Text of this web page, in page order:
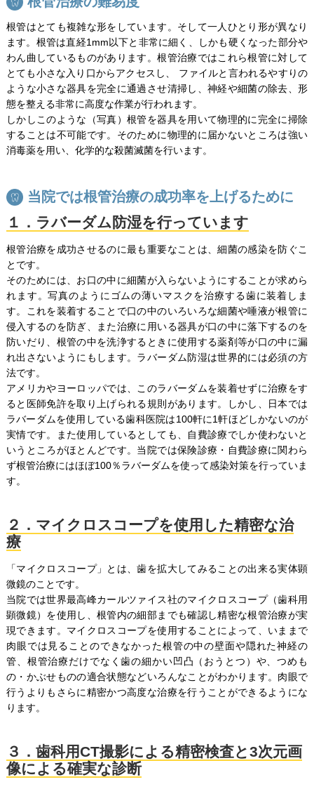
根管はとても複雑な形をしています。そして一人ひとり形が異なり
ます。根管は直経1mm以下と非常に細く、しかも硬くなった部分や
わん曲しているものがあります。根管治療ではこれら根管に対して
とても小さな入り口からアクセスし、 ファイルと言われるやすりの
ような小さな器具を完全に通過させ清掃し、神経や細菌の除去、形
態を整える非常に高度な作業が行われます。
しかしこのような（写真）根管を器具を用いて物理的に完全に掃除
することは不可能です。そのために物理的に届かないところは強い
消毒薬を用い、化学的な殺菌滅菌を行います。
当院では根管治療の成功率を上げるために
１．ラバーダム防湿を行っています
根管治療を成功させるのに最も重要なことは、細菌の感染を防ぐこ
とです。
そのためには、お口の中に細菌が入らないようにすることが求めら
れます。写真のようにゴムの薄いマスクを治療する歯に装着しま
す。これを装着することで口の中のいろいろな細菌や唾液が根管に
侵入するのを防ぎ、また治療に用いる器具が口の中に落下するのを
防いだり、根管の中を洗浄するときに使用する薬剤等が口の中に漏
れ出さないようにもします。ラバーダム防湿は世界的には必須の方
法です。
アメリカやヨーロッパでは、このラバーダムを装着せずに治療をす
ると医師免許を取り上げられる規則があります。しかし、日本では
ラバーダムを使用している歯科医院は100軒に1軒ほどしかないのが
実情です。また使用しているとしても、自費診療でしか使わないと
いうところがほとんどです。当院では保険診療・自費診療に関わら
ず根管治療にはほぼ100％ラバーダムを使って感染対策を行っていま
す。
２．マイクロスコープを使用した精密な治
療
「マイクロスコープ」とは、歯を拡大してみることの出来る実体顕
微鏡のことです。
当院では世界最高峰カールツァイス社のマイクロスコープ（歯科用
顕微鏡）を使用し、根管内の細部までも確認し精密な根管治療が実
現できます。マイクロスコープを使用することによって、いままで
肉眼では見ることのできなかった根管の中の壁面や隠れた神経の
管、根管治療だけでなく歯の細かい凹凸（おうとつ）や、つめも
の・かぶせものの適合状態などいろんなことがわかります。肉眼で
行うよりもさらに精密かつ高度な治療を行うことができるようにな
ります。
３．歯科用CT撮影による精密検査と3次元画
像による確実な診断